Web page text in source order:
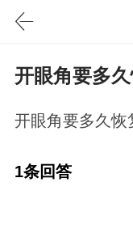
开眼角要多
开眼角要多久恢
1条回答